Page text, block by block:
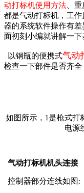
动打标机使用方法、重
都是气动打标机，工
器的系统软件操作有
面初刻小编就讲解一下
以钢瓶的便携式气动
检查一下部件是否齐全
如图所示，1是枪式打
电源
气动打标机机头连接
控制器部分连线如图: